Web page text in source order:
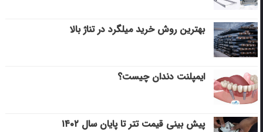
بهترین روش خرید میلگرد در تناژ بالا
ایمپلنت دندان چیست؟
پیش بینی قیمت تتر تا پایان سال ۱۴۰۲